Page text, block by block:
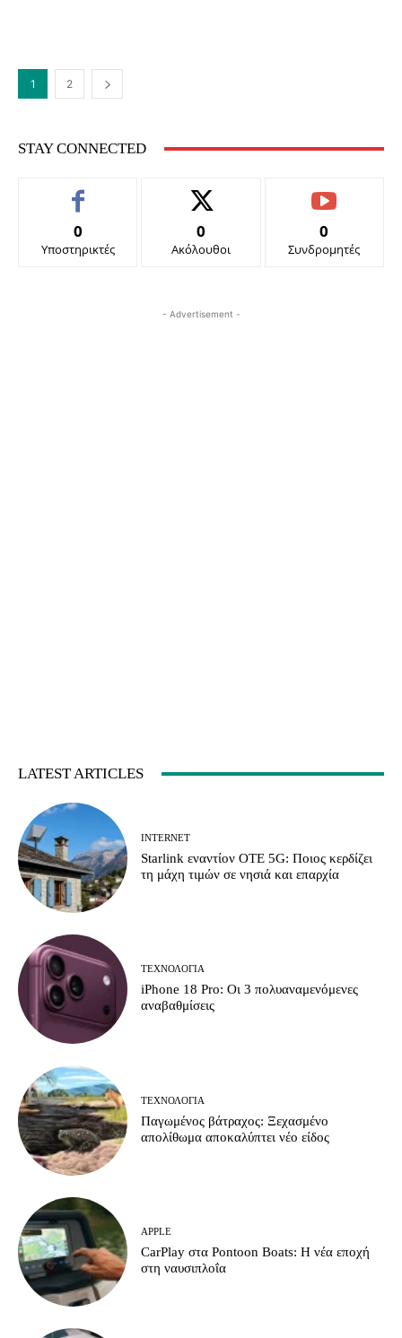
1 2
STAY CONNECTED
0
Υποστηρικτές
0
Ακόλουθοι
0
Συνδρομητές
- Advertisement -
LATEST ARTICLES
INTERNET
Starlink εναντίον ΟΤΕ 5G: Ποιος κερδίζει
τη μάχη τιμών σε νησιά και επαρχία
ΤΕΧΝΟΛΟΓΊΑ
iPhone 18 Pro: Οι 3 πολυαναμενόμενες
αναβαθμίσεις
ΤΕΧΝΟΛΟΓΊΑ
Παγωμένος βάτραχος: Ξεχασμένο
απολίθωμα αποκαλύπτει νέο είδος
APPLE
CarPlay στα Pontoon Boats: Η νέα εποχή
στη ναυσιπλοΐα